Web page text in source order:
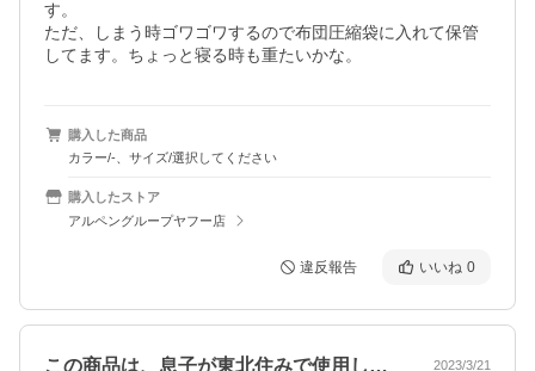
す。
ただ、しまう時ゴワゴワするので布団圧縮袋に入れて保管
してます。ちょっと寝る時も重たいかな。
購入した商品
カラー/-、サイズ/選択してください
購入したストア
アルペングループヤフー店
違反報告 いいね 0
この商品は、息子が東北住みで使用してい… 2023/3/21